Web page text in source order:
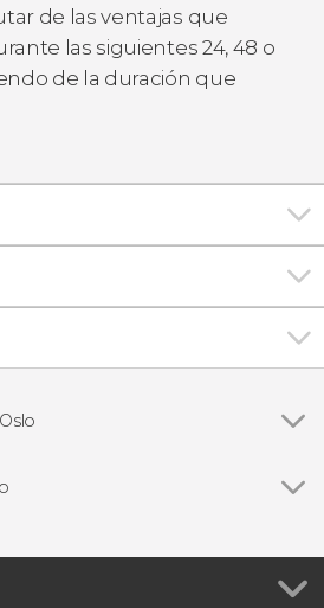
de las ventajas que
las siguientes 24, 48 o
de la duración que
de Lindøya y Hovedøya
de Oslo